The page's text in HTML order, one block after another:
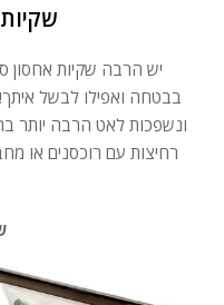
יש הרבה שקיות אחסון
בבטחה ואפילו לבשל איתך!
ונשפכות לאט הרבה יותר
רחיצות עם רוכסנים או